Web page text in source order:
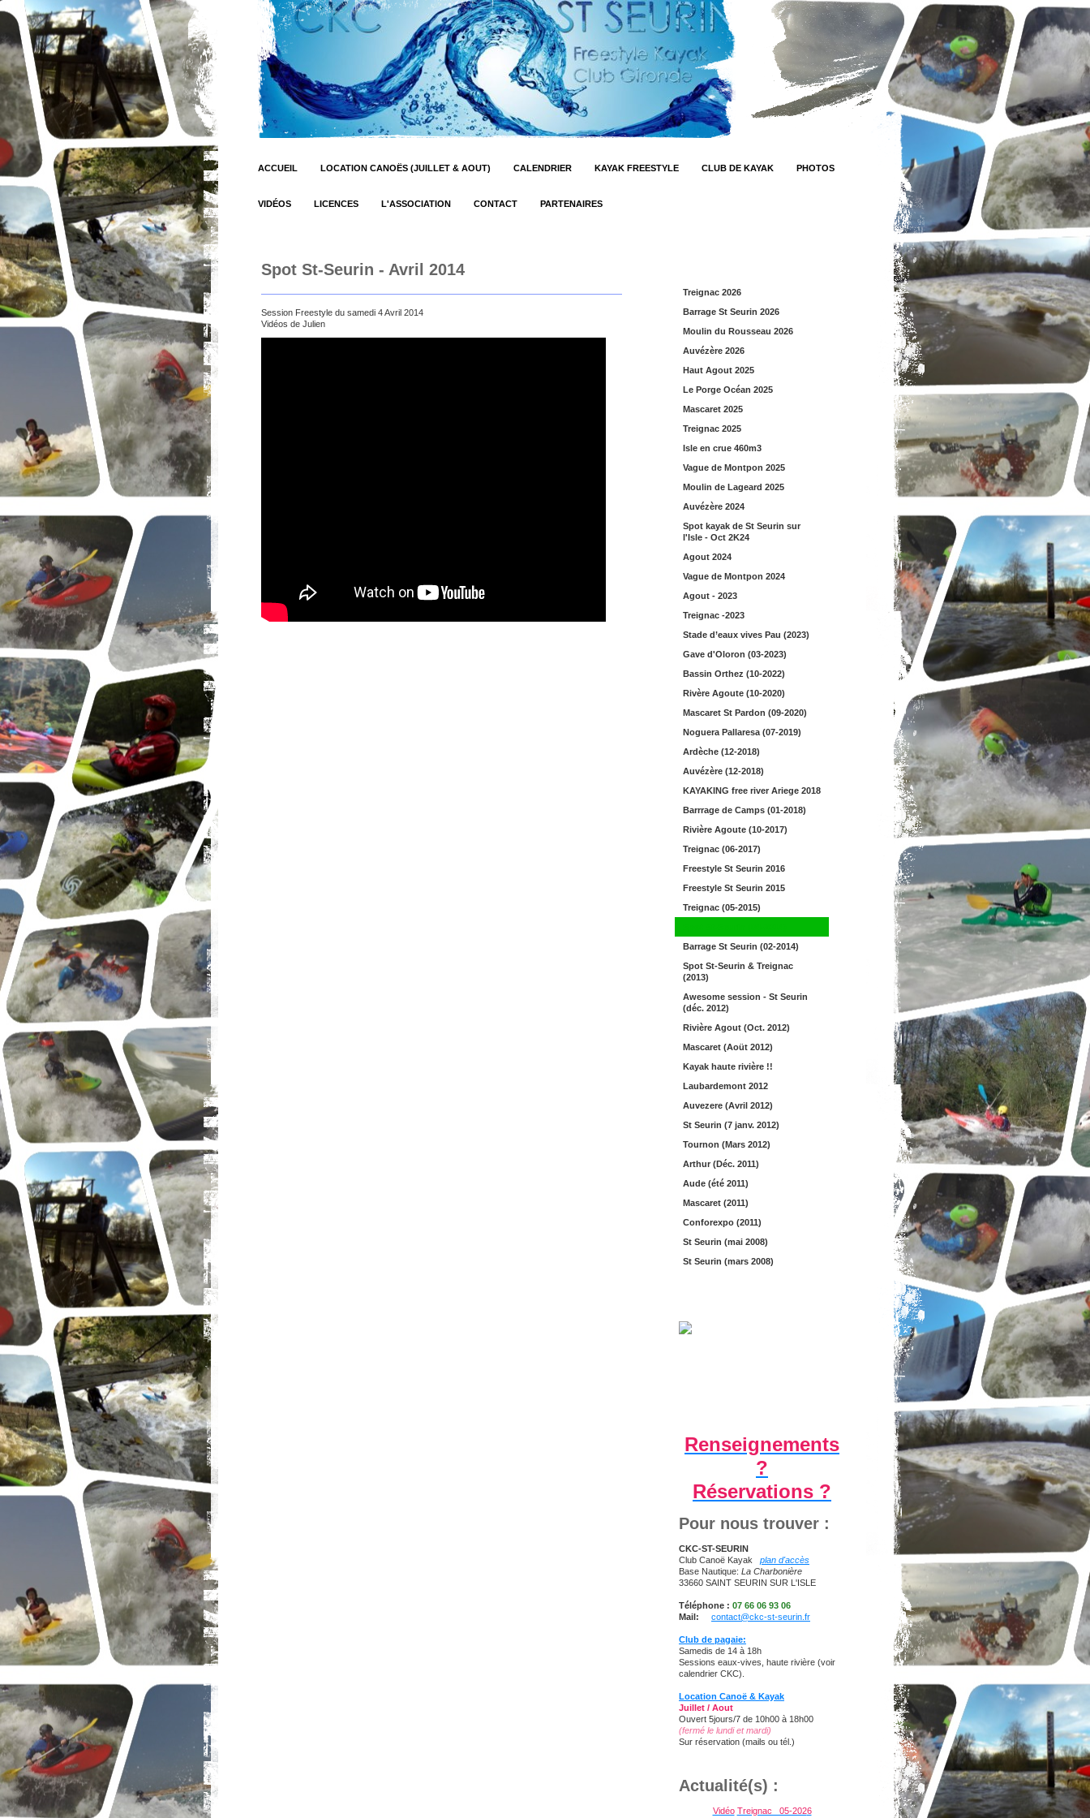
ACCUEIL LOCATION CANOËS (JUILLET & AOUT) CALENDRIER KAYAK FREESTYLE CLUB DE KAYAK PHOTOS
VIDÉOS LICENCES L'ASSOCIATION CONTACT PARTENAIRES
Spot St-Seurin - Avril 2014
Session Freestyle du samedi 4 Avril 2014
Vidéos de Julien
Treignac 2026
Barrage St Seurin 2026
Moulin du Rousseau 2026
Auvézère 2026
Haut Agout 2025
Le Porge Océan 2025
Mascaret 2025
Treignac 2025
Isle en crue 460m3
Vague de Montpon 2025
Moulin de Lageard 2025
Auvézère 2024
Spot kayak de St Seurin sur
l'Isle - Oct 2K24
Agout 2024
Vague de Montpon 2024
Agout - 2023
Treignac -2023
Stade d’eaux vives Pau (2023)
Gave d'Oloron (03-2023)
Bassin Orthez (10-2022)
Rivère Agoute (10-2020)
Mascaret St Pardon (09-2020)
Noguera Pallaresa (07-2019)
Ardèche (12-2018)
Auvézère (12-2018)
KAYAKING free river Ariege 2018
Barrrage de Camps (01-2018)
Rivière Agoute (10-2017)
Treignac (06-2017)
Freestyle St Seurin 2016
Freestyle St Seurin 2015
Treignac (05-2015)
Barrage St Seurin (02-2014)
Spot St-Seurin & Treignac
(2013)
Awesome session - St Seurin
(déc. 2012)
Rivière Agout (Oct. 2012)
Mascaret (Aoüt 2012)
Kayak haute rivière !!
Laubardemont 2012
Auvezere (Avril 2012)
St Seurin (7 janv. 2012)
Tournon (Mars 2012)
Arthur (Déc. 2011)
Aude (été 2011)
Mascaret (2011)
Conforexpo (2011)
St Seurin (mai 2008)
St Seurin (mars 2008)
Renseignements
?
Réservations ?
Pour nous trouver :
CKC-ST-SEURIN
Club Canoë Kayak plan d'accès
Base Nautique: La Charbonière
33660 SAINT SEURIN SUR L'ISLE
Téléphone : 07 66 06 93 06
Mail:
contact@ckc-st-seurin.fr
Club de pagaie:
Samedis de 14 à 18h
Sessions eaux-vives, haute rivière (voir
calendrier CKC).
Location Canoë & Kayak
Juillet / Aout
Ouvert 5jours/7 de 10h00 à 18h00
(fermé le lundi et mardi)
Sur réservation (mails ou tél.)
Actualité(s) :
Vidéo Treignac 05-2026